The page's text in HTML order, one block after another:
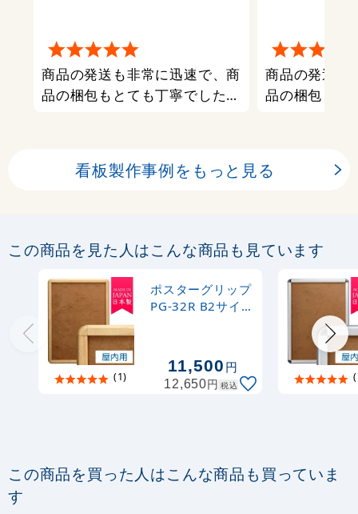
商品の発送も非常に迅速で、商
品の梱包もとても丁寧でした。
商品の発送も
品の梱包もと
看板製作事例をもっと見る
この商品を見た人はこんな商品も見ています
(1)
ポスターグリップ
PG-32R B2サイズ
11,500円
12,650円 税込
この商品を買った人はこんな商品も買っていま
す